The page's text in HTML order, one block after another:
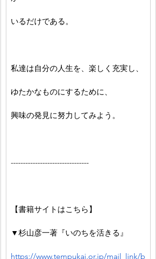
いるだけである。
私達は自分の人生を、楽しく充実し、
ゆたかなものにするために、
興味の発見に努力してみよう。
--------------------------------
【書籍サイトはこちら】
▼杉山彦一著『いのちを活きる』
https://www.tempukai.or.jp/mail_link/b